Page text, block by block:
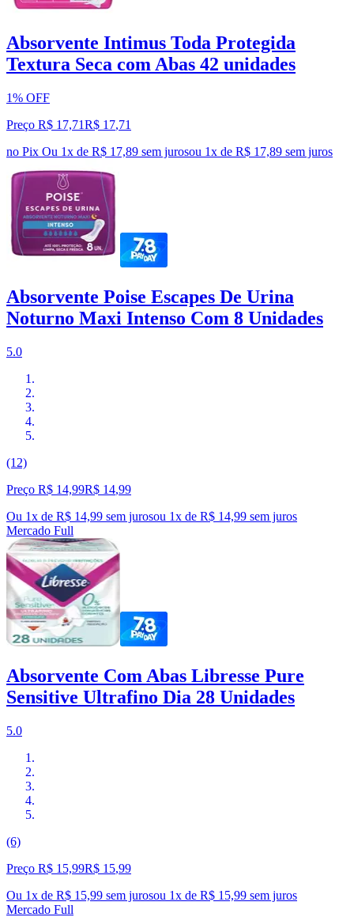
Absorvente Intimus Toda Protegida
Textura Seca com Abas 42 unidades
1% OFF
Preço R$ 17,71R$ 17,71
no Pix Ou 1x de R$ 17,89 sem jurosou 1x de R$ 17,89 sem juros
Absorvente Poise Escapes De Urina
Noturno Maxi Intenso Com 8 Unidades
5.0
(12)
Preço R$ 14,99R$ 14,99
Ou 1x de R$ 14,99 sem jurosou 1x de R$ 14,99 sem juros
Mercado Full
Absorvente Com Abas Libresse Pure
Sensitive Ultrafino Dia 28 Unidades
5.0
(6)
Preço R$ 15,99R$ 15,99
Ou 1x de R$ 15,99 sem jurosou 1x de R$ 15,99 sem juros
Mercado Full